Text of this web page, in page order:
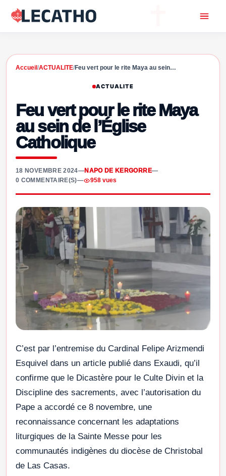
Accueil /ACTUALITE/Feu vert pour le rite Maya au sein…
ACTUALITE
Feu vert pour le rite Maya
au sein de l’Église
Catholique
18 NOVEMBRE 2024—NAPO DE KERGORRE—
0 COMMENTAIRE(S)— 958 vues
C’est par l’entremise du Cardinal Felipe Arizmendi
Esquivel dans un article publié dans Exaudi, qu’il
confirme que le Dicastère pour le Culte Divin et la
Discipline des sacrements, avec l’autorisation du
Pape a accordé ce 8 novembre, une
reconnaissance concernant les adaptations
liturgiques de la Sainte Messe pour les
communautés indigènes du diocèse de Christobal
de Las Casas.